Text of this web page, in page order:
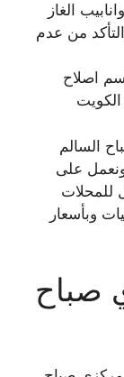
الغاز
من عدم
اصلاح
السالم
على
للمحلات
وبأسعار
صباح